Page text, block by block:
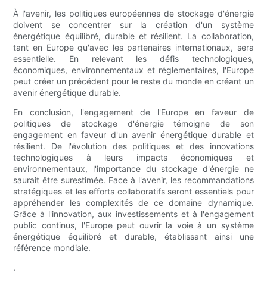
À l'avenir, les politiques européennes de stockage d'énergie
doivent se concentrer sur la création d'un système
énergétique équilibré, durable et résilient. La collaboration,
tant en Europe qu'avec les partenaires internationaux, sera
essentielle. En relevant les défis technologiques,
économiques, environnementaux et réglementaires, l'Europe
peut créer un précédent pour le reste du monde en créant un
avenir énergétique durable.
En conclusion, l'engagement de l'Europe en faveur de
politiques de stockage d'énergie témoigne de son
engagement en faveur d'un avenir énergétique durable et
résilient. De l'évolution des politiques et des innovations
technologiques à leurs impacts économiques et
environnementaux, l'importance du stockage d'énergie ne
saurait être surestimée. Face à l'avenir, les recommandations
stratégiques et les efforts collaboratifs seront essentiels pour
appréhender les complexités de ce domaine dynamique.
Grâce à l'innovation, aux investissements et à l'engagement
public continus, l'Europe peut ouvrir la voie à un système
énergétique équilibré et durable, établissant ainsi une
référence mondiale.
.